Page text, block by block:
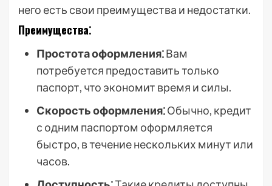
него есть свои преимущества и недостатки.
Преимущества⁚
Простота оформления⁚Вам
потребуется предоставить только
паспорт, что экономит время и силы.
Скорость оформления⁚Обычно, кредит
с одним паспортом оформляется
быстро, в течение нескольких минут или
часов.